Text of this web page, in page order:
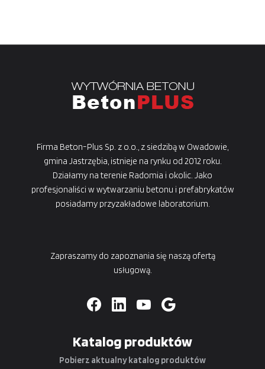
Firma Beton-Plus Sp. z o.o., z siedzibą w Owadowie,
gmina Jastrzębia, istnieje na rynku od 2012 roku.
Działamy na terenie Radomia i okolic. Jako
profesjonaliści w wytwarzaniu betonu i prefabrykatów
posiadamy przyzakładowe laboratorium.
Zapraszamy do zapoznania się naszą ofertą
usługową.
Katalog produktów
Pobierz aktualny katalog produktów